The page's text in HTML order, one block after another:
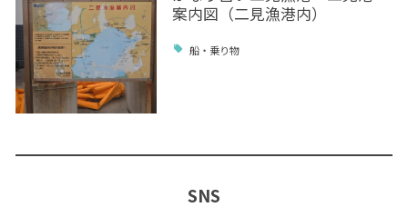
案内図（二見漁港内）
船・乗り物
SNS